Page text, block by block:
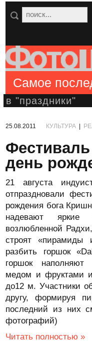
Самое
в "праздники"
25.08.2011 КУЛЬТУРА
день
21 августа
отпраздновали
рождения бога
надевают
возлюбленной
строят
разбить горшок
горшок
медом и фруктами
до12 м. Участники
другу, формируя
последний из них
фотографий)
Читать полностью »